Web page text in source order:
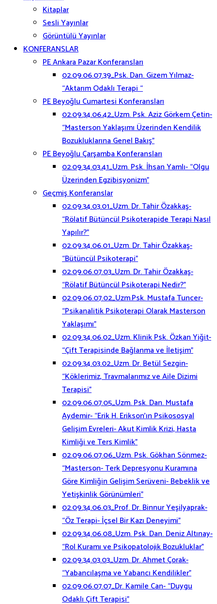
Kitaplar
Sesli Yayınlar
Görüntülü Yayınlar
KONFERANSLAR
PE Ankara Pazar Konferansları
02.09.06.07.39_Psk. Dan. Gizem Yılmaz-
“Aktarım Odaklı Terapi “
PE Beyoğlu Cumartesi Konferansları
02.09.34.06.42_Uzm. Psk. Aziz Görkem Çetin-
“Masterson Yaklaşımı Üzerinden Kendilik
Bozukluklarına Genel Bakış”
PE Beyoğlu Çarşamba Konferansları
02.09.34.03.41_Uzm. Psk. İhsan Yamlı- “Olgu
Üzerinden Egzibisyonizm”
Geçmiş Konferanslar
02.09.34.03.01_Uzm. Dr. Tahir Özakkaş-
“Rölatif Bütüncül Psikoterapide Terapi Nasıl
Yapılır?”
02.09.34.06.01_Uzm. Dr. Tahir Özakkaş-
“Bütüncül Psikoterapi”
02.09.06.07.03_Uzm. Dr. Tahir Özakkaş-
“Rölatif Bütüncül Psikoterapi Nedir?”
02.09.06.07.02_Uzm.Psk. Mustafa Tuncer-
“Psikanalitik Psikoterapi Olarak Masterson
Yaklaşımı”
02.09.34.06.02_Uzm. Klinik Psk. Özkan Yiğit-
“Çift Terapisinde Bağlanma ve İletişim”
02.09.34.03.02_Uzm. Dr. Betül Sezgin-
“Köklerimiz, Travmalarımız ve Aile Dizimi
Terapisi”
02.09.06.07.05_Uzm. Psk. Dan. Mustafa
Aydemir- “Erik H. Erikson’ın Psikososyal
Gelişim Evreleri- Akut Kimlik Krizi, Hasta
Kimliği ve Ters Kimlik”
02.09.06.07.06_Uzm. Psk. Gökhan Sönmez-
“Masterson- Terk Depresyonu Kuramına
Göre Kimliğin Gelişim Serüveni- Bebeklik ve
Yetişkinlik Görünümleri”
02.09.34.06.03_Prof. Dr. Binnur Yeşilyaprak-
“Öz Terapi- İçsel Bir Kazı Deneyimi”
02.09.34.06.08_Uzm. Psk. Dan. Deniz Altınay-
“Rol Kuramı ve Psikopatolojik Bozukluklar”
02.09.34.03.03_Uzm. Dr. Ahmet Çorak-
“Yabancılaşma ve Yabancı Kendilikler”
02.09.06.07.07_Dr. Kamile Can- “Duygu
Odaklı Çift Terapisi”